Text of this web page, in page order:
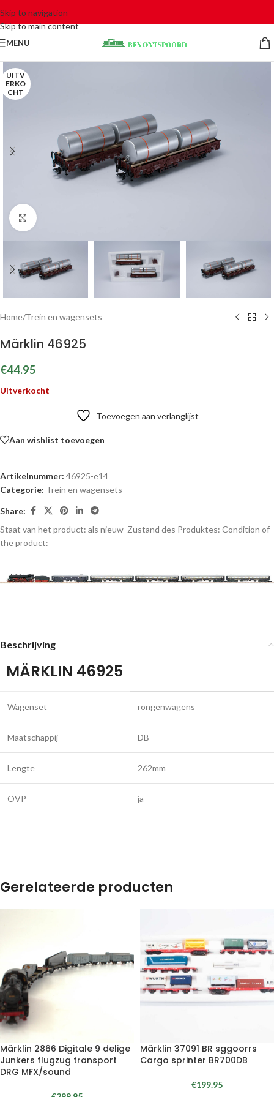
Skip to navigation
Skip to main content
MENU
UITV
ERKO
CHT
Click to enlarge
Home/Trein en wagensets
Märklin 46925
€44.95
Uitverkocht
Toevoegen aan verlanglijst
Aan wishlist toevoegen
Artikelnummer: 46925-e14
Categorie: Trein en wagensets
Share:
Staat van het product: als nieuw Zustand des Produktes: Condition of
the product:
Beschrijving
MÄRKLIN 46925
Wagenset rongenwagens
Maatschappij DB
Lengte 262mm
OVP ja
Gerelateerde producten
Märklin 2866 Digitale 9 delige
Junkers flugzug transport
DRG MFX/sound
Märklin 37091 BR sggoorrs
Cargo sprinter BR700DB
€199.95